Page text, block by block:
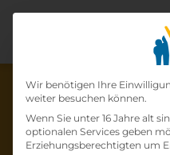
Die Lehrstelle
Wir benötigen Ihre
weiter besuchen können.
Wenn Sie unter 16 Jahre alt
optionalen Services geben
Erziehungsberechtigten um